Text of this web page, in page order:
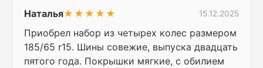
Наталья★★★★★ 15.12.2025
Приобрел набор из четырех колес размером
185/65 r15. Шины совежие, выпуска двадцать
пятого года. Покрышки мягкие, с обилием